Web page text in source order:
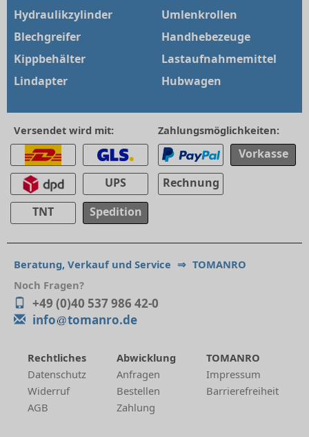
Hydraulikzylinder
Blechgreifer
Kippbehälter
Lindapter
Umlenkrollen
Handhebezeuge
Lastaufnahmemittel
Hubwagen
Versendet wird mit:
UPS
TNT
Spedition
Zahlungsmöglichkeiten:
Vorkasse
Rechnung
Beratung, Verkauf und Service ⇒ TOMANRO
Noch Fragen?
+49 (0)40 537 986 42-0
info
tomanro.de
Rechtliches
Datenschutz
Widerruf
AGB
Abwicklung
Anfragen
Bestellen
Zahlung
TOMANRO
Impressum
Barrierefreiheit